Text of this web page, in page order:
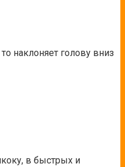
наклоняет голову вниз
в быстрых и